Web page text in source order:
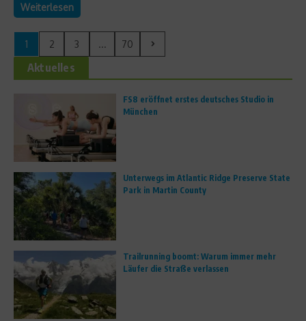
Weiterlesen
1 2 3 ... 70
Aktuelles
FS8 eröffnet erstes deutsches Studio in
München
Unterwegs im Atlantic Ridge Preserve State
Park in Martin County
Trailrunning boomt: Warum immer mehr
Läufer die Straße verlassen